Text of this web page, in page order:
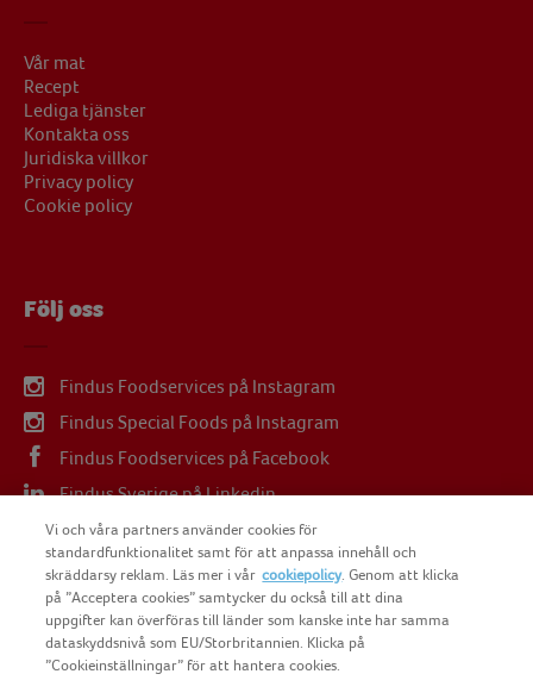
Vår mat
Recept
Lediga tjänster
Kontakta oss
Juridiska villkor
Privacy policy
Cookie policy
Följ oss
Findus Foodservices på Instagram
Findus Special Foods på Instagram
Findus Foodservices på Facebook
Findus Sverige på Linkedin
Findus Sverige på Youtube
COPYRIGHT FINDUS SVERIGE AB 2025
Vi och våra partners använder cookies för
standardfunktionalitet samt för att anpassa innehåll och
skräddarsy reklam. Läs mer i vår cookiepolicy. Genom att klicka
på ”Acceptera cookies” samtycker du också till att dina
uppgifter kan överföras till länder som kanske inte har samma
dataskyddsnivå som EU/Storbritannien. Klicka på
”Cookieinställningar” för att hantera cookies.